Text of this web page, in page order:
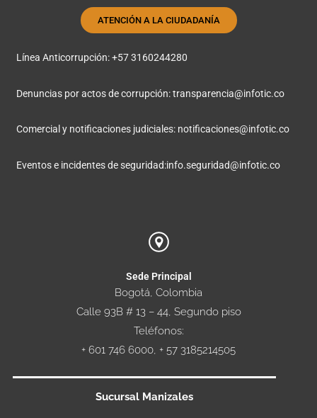
ATENCIÓN A LA CIUDADANÍA
Línea Anticorrupción: +57 3160244280
Denuncias por actos de corrupción:transparencia@infotic.co
Comercial y notificaciones judiciales: notificaciones@infotic.co
Eventos e incidentes de seguridad:info.seguridad@infotic.co
Sede Principal
Bogotá, Colombia
Calle 93B # 13 – 44, Segundo piso
Teléfonos:
+ 601 746 6000, + 57 3185214505
Sucursal Manizales